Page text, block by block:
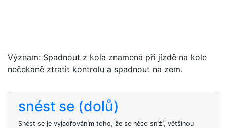
Význam: Spadnout z kola znamená při jízdě na kole
nečekaně ztratit kontrolu a spadnout na zem.
snést se (dolů)
Snést se je vyjadřováním toho, že se něco sníží, většinou